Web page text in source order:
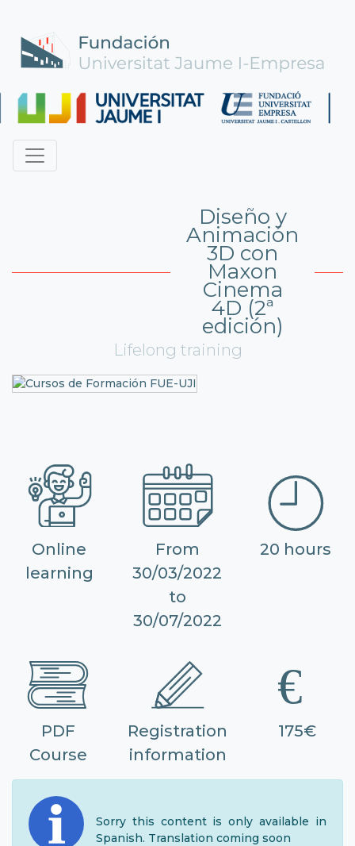
Diseño y
Animación
3D con
Maxon
Cinema
4D (2ª
edición)
Lifelong training
Online
learning
From
30/03/2022
to
30/07/2022
20 hours
PDF
Course
Registration
information
175€
Sorry this content is only available in
Spanish. Translation coming soon